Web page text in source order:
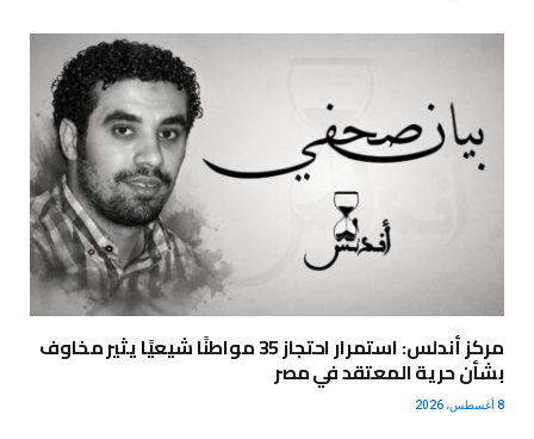
مركز أندلس: استمرار احتجاز 35 مواطنًا شيعيًا يثير مخاوف
بشأن حرية المعتقد في مصر
8 أغسطس، 2026